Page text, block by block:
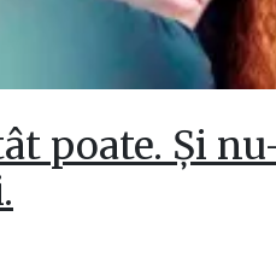
poate. Și